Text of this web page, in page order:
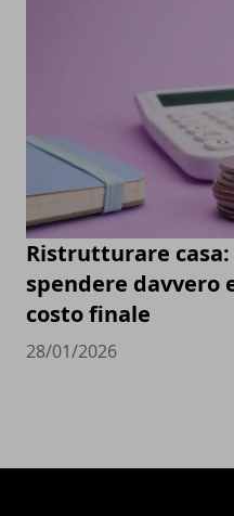
Ristrutturare
spendere davvero
costo finale
28/01/2026